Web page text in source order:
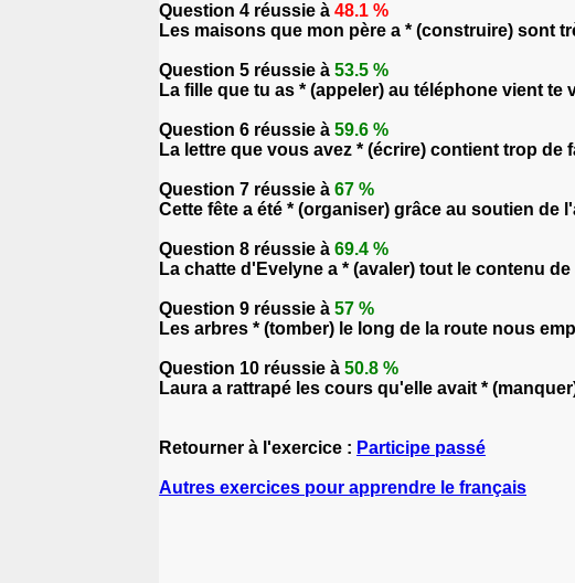
Question 4 réussie à 48.1 %
Les maisons que mon père a * (construire) sont
Question 5 réussie à 53.5 %
La fille que tu as * (appeler) au téléphone vient te
Question 6 réussie à 59.6 %
La lettre que vous avez * (écrire) contient trop de
Question 7 réussie à 67 %
Cette fête a été * (organiser) grâce au soutien de
Question 8 réussie à 69.4 %
La chatte d'Evelyne a * (avaler) tout le contenu
Question 9 réussie à 57 %
Les arbres * (tomber) le long de la route nous
Question 10 réussie à 50.8 %
Laura a rattrapé les cours qu'elle avait *
Retourner à l'exercice : Participe passé
Autres exercices pour apprendre le français